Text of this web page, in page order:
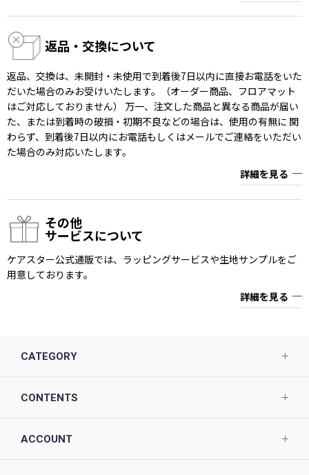
返品・交換について
返品、交換は、未開封・未使用で到着後7日以内に直接お電話をいた
だいた場合のみお受けいたします。（オーダー商品、フロアマット
はご対応しておりません） 万一、注文した商品と異なる商品が届い
た、または到着時の破損・初期不良などの場合は、使用の有無に 関
わらず、到着後7日以内にお電話もしくはメールでご連絡をいただい
た場合のみ対応いたします。
詳細を見る
その他
サービスについて
ケアスター公式通販では、ラッピングサービスや生地サンプルをご
用意しております。
詳細を見る
CATEGORY
CONTENTS
ACCOUNT